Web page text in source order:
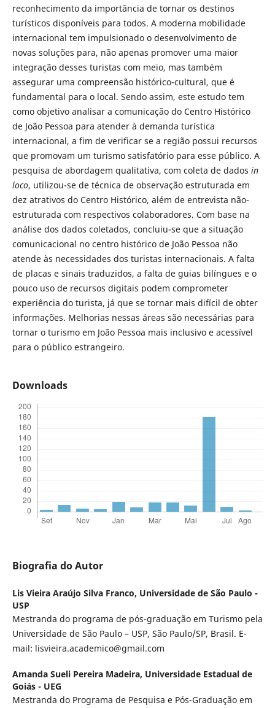
reconhecimento da importância de tornar os destinos
turísticos disponíveis para todos. A moderna mobilidade
internacional tem impulsionado o desenvolvimento de
novas soluções para, não apenas promover uma maior
integração desses turistas com meio, mas também
assegurar uma compreensão histórico-cultural, que é
fundamental para o local. Sendo assim, este estudo tem
como objetivo analisar a comunicação do Centro Histórico
de João Pessoa para atender à demanda turística
internacional, a fim de verificar se a região possui recursos
que promovam um turismo satisfatório para esse público. A
pesquisa de abordagem qualitativa, com coleta de dados in
loco, utilizou-se de técnica de observação estruturada em
dez atrativos do Centro Histórico, além de entrevista não-
estruturada com respectivos colaboradores. Com base na
análise dos dados coletados, concluiu-se que a situação
comunicacional no centro histórico de João Pessoa não
atende às necessidades dos turistas internacionais. A falta
de placas e sinais traduzidos, a falta de guias bilíngues e o
pouco uso de recursos digitais podem comprometer
experiência do turista, já que se tornar mais difícil de obter
informações. Melhorias nessas áreas são necessárias para
tornar o turismo em João Pessoa mais inclusivo e acessível
para o público estrangeiro.
Downloads
Biografia do Autor
Lis Vieira Araújo Silva Franco, Universidade de São Paulo -
USP
Mestranda do programa de pós-graduação em Turismo pela
Universidade de São Paulo – USP, São Paulo/SP, Brasil. E-
mail: lisvieira.academico@gmail.com
Amanda Sueli Pereira Madeira, Universidade Estadual de
Goiás - UEG
Mestranda do Programa de Pesquisa e Pós-Graduação em